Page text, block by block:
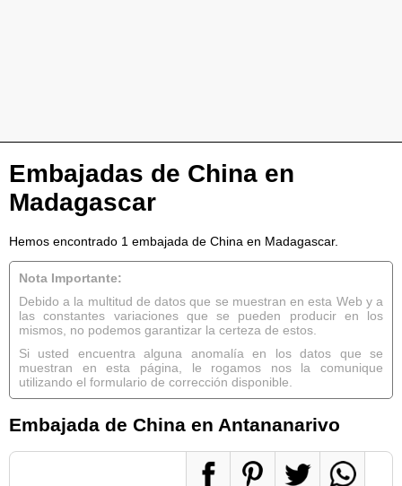
Embajadas de China en
Madagascar
Hemos encontrado 1 embajada de China en Madagascar.
Nota Importante:
Debido a la multitud de datos que se muestran en esta Web y a
las constantes variaciones que se pueden producir en los
mismos, no podemos garantizar la certeza de estos.
Si usted encuentra alguna anomalía en los datos que se
muestran en esta página, le rogamos nos la comunique
utilizando el formulario de corrección disponible.
Embajada de China en Antananarivo